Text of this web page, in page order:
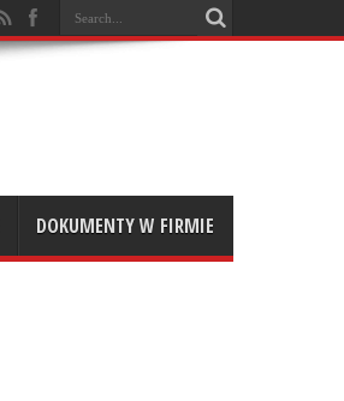
DOKUMENTY W FIRMIE